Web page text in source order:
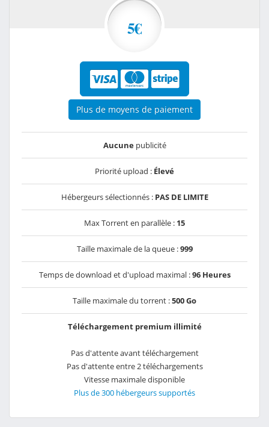
5€
Plus de moyens de paiement
Aucunepublicité
Priorité upload : Élevé
Hébergeurs sélectionnés : PAS DE LIMITE
Max Torrent en parallèle : 15
Taille maximale de la queue :999
Temps de download et d'upload maximal :96 Heures
Taille maximale du torrent :500 Go
Téléchargement premium illimité
Pas d'attente avant téléchargement
Pas d'attente entre 2 téléchargements
Vitesse maximale disponible
Plus de 300 hébergeurs supportés